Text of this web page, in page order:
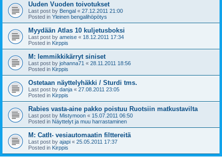
Uuden Vuoden toivotukset
Last post by Bengal « 27.12.2011 21:00
Posted in Yleinen bengalihöpötys
Myydään Atlas 10 kuljetusboksi
Last post by ameise « 18.12.2011 17:34
Posted in Kirppis
M: lemmikkikärryt siniset
Last post by johanna71 « 28.11.2011 18:56
Posted in Kirppis
Ostetaan näyttelyhäkki / Sturdi tms.
Last post by danja « 27.08.2011 23:05
Posted in Kirppis
Rabies vasta-aine pakko poistuu Ruotsiin matkustavilta
Last post by Mistymoon « 15.07.2011 06:50
Posted in Näyttelyt ja muu harrastaminen
M: CatIt- vesiautomaatin filttereitä
Last post by ajapi « 25.05.2011 17:37
Posted in Kirppis